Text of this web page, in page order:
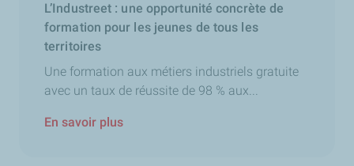
L’Industreet : une opportunité concrète de
formation pour les jeunes de tous les
territoires
Une formation aux métiers industriels gratuite
avec un taux de réussite de 98 % aux...
En savoir plus